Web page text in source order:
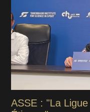
ASSE : "La